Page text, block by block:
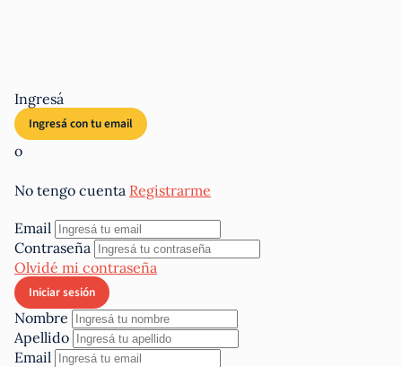
Ingresá
o
No tengo cuenta Registrarme
Email
Contraseña
Olvidé mi contraseña
Nombre
Apellido
Email